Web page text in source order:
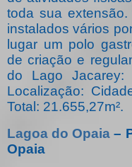
toda sua
instalados vários
lugar um polo
de criação e
do Lago Jacarey:
Localização:
Total: 21.655,27m².
Lagoa do Opaia –
Opaia